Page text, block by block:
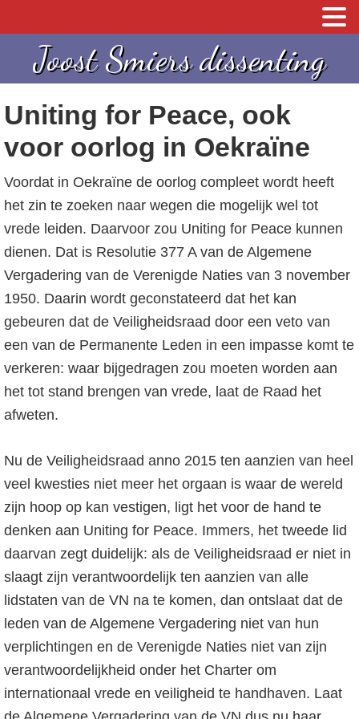
n
n
a
a
r
d
e
h
o
o
d
a
v
g
a
e
p
c
o
n
e
n
Joost Smiers dissenting
Uniting for Peace, ook
voor oorlog in Oekraïne
Voordat in Oekraïne de oorlog compleet wordt heeft
het zin te zoeken naar wegen die mogelijk wel tot
vrede leiden. Daarvoor zou Uniting for Peace kunnen
dienen. Dat is Resolutie 377 A van de Algemene
Vergadering van de Verenigde Naties van 3 november
1950. Daarin wordt geconstateerd dat het kan
gebeuren dat de Veiligheidsraad door een veto van
een van de Permanente Leden in een impasse komt te
verkeren: waar bijgedragen zou moeten worden aan
het tot stand brengen van vrede, laat de Raad het
afweten.
Nu de Veiligheidsraad anno 2015 ten aanzien van heel
veel kwesties niet meer het orgaan is waar de wereld
zijn hoop op kan vestigen, ligt het voor de hand te
denken aan Uniting for Peace. Immers, het tweede lid
daarvan zegt duidelijk: als de Veiligheidsraad er niet in
slaagt zijn verantwoordelijk ten aanzien van alle
lidstaten van de VN na te komen, dan ontslaat dat de
leden van de Algemene Vergadering niet van hun
verplichtingen en de Verenigde Naties niet van zijn
verantwoordelijkheid onder het Charter om
internationaal vrede en veiligheid te handhaven. Laat